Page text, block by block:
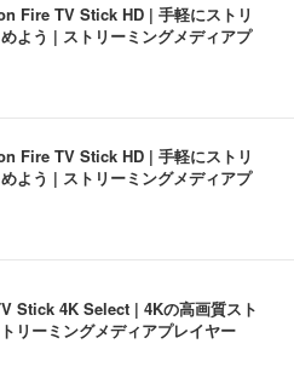
Fire TV Stick HD | 手軽にストリ
よう | ストリーミングメディアプ
Fire TV Stick HD | 手軽にストリ
よう | ストリーミングメディアプ
Stick 4K Select | 4Kの高画質スト
リーミングメディアプレイヤー